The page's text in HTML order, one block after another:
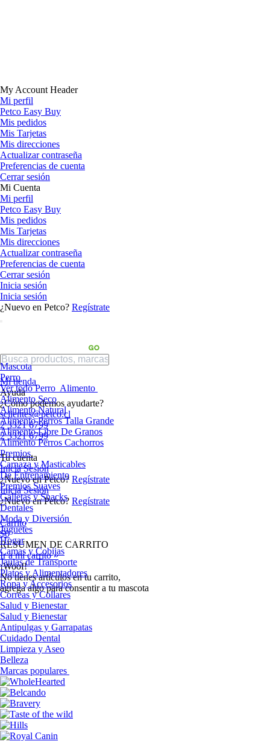
My Account Header
Mi perfil
Petco Easy Buy
Mis pedidos
Mis Tarjetas
Mis direcciones
Actualizar contraseña
Preferencias de cuenta
Cerrar sesión
Mi Cuenta
Mi perfil
Petco Easy Buy
Mis pedidos
Mis Tarjetas
Mis direcciones
Actualizar contraseña
Preferencias de cuenta
Cerrar sesión
Inicia sesión
Inicia sesión
¿Nuevo en Petco? Regístrate
Mi tienda
Ayuda
¿Cómo podemos ayudarte?
sclientes@petco.cl
2 3321 6799
2 3321 6799
Tu cuenta
Inicia Sesión
¿Nuevo en Petco? Regístrate
Inicia Sesión
¿Nuevo en Petco? Regístrate
Carrito
$0
RESUMEN DE CARRITO
Ir a mi carrito »
¡Woof!
No tíenes artículos en tu carrito,
agrega algo para consentir a tu mascota
Mascota
Perro
Ver todo Perro Alimento
Alimento Seco
Alimento Natural
Alimento Perros Talla Grande
Alimento Libre De Granos
Alimento Perros Cachorros
Premios
Carnaza y Masticables
De Entrenamiento
Premios Suaves
Galletas y Snacks
Dentales
Moda y Diversión
Juguetes
Hogar
Camas y Cobijas
Jaulas de Transporte
Platos y Alimentadores
Ropa y Accesorios
Correas y Collares
Salud y Bienestar
Salud y Bienestar
Antipulgas y Garrapatas
Cuidado Dental
Limpieza y Aseo
Belleza
Marcas populares